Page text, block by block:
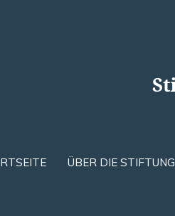
ÜBER DIE STIFTUNG